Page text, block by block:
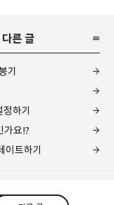
른 글
기
하기
가요!?
트하기